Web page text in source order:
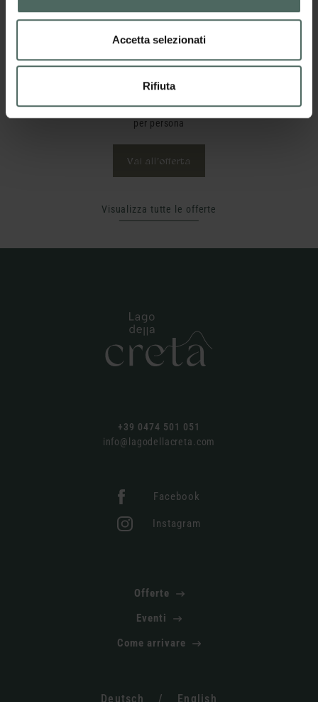
Accetta selezionati
Rifiuta
05/08/2026 e per tutto il mese di agosto!
da
€ 90,00
per persona
Vai all’offerta
Visualizza tutte le offerte
Facebook
Instagram
+39 0474 501 051
info@lagodellacreta.com
Offerte
Eventi
Come arrivare
Deutsch / English